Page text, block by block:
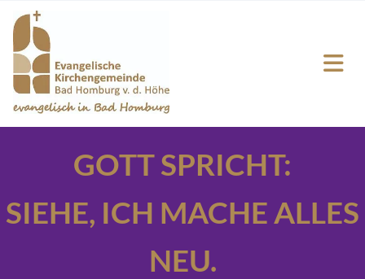
GOTT SPRICHT:
SIEHE, ICH MACHE ALLES
NEU.